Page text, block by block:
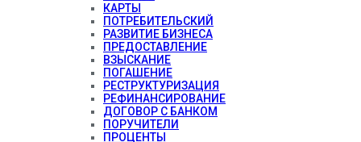
КАРТЫ
ПОТРЕБИТЕЛЬСКИЙ
РАЗВИТИЕ БИЗНЕСА
ПРЕДОСТАВЛЕНИЕ
ВЗЫСКАНИЕ
ПОГАШЕНИЕ
РЕСТРУКТУРИЗАЦИЯ
РЕФИНАНСИРОВАНИЕ
ДОГОВОР С БАНКОМ
ПОРУЧИТЕЛИ
ПРОЦЕНТЫ